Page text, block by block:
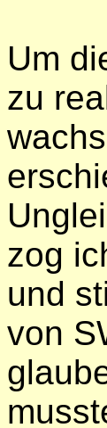
Um
zu
zog
und
von